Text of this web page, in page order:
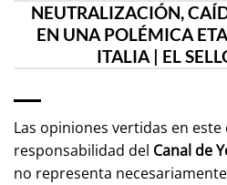
NEUTRALIZACIÓN,
EN UNA POLÉMICA
ITALIA | EL
Las opiniones vertidas en
responsabilidad del Canal de
no representa